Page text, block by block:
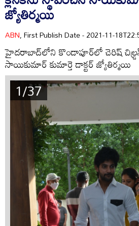
జ్యోతిర్మయి
ABN, First Publish Date - 2021-11-
హైదరాబాద్‌లోని కొండాపూర్‌లో చెరిష్‌
సాయికుమార్‌ కుమార్తె డాక్టర్‌ జ్యోతిర్మయి
1/37